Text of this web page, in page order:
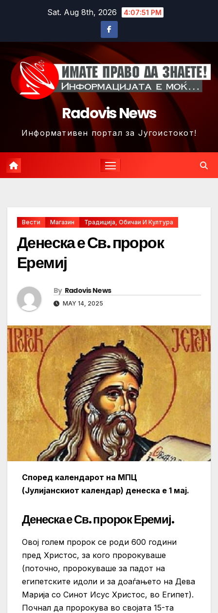
Sat. Aug 8th, 2026 4:07:53 PM
Radovis News
Информативен портал за Југоистокот!
Вести Магазин Традиција, Обичаи И Култура
Денеска е Св. пророк
Еремиј
By Radovis News
MAY 14, 2025
Според календарот на МПЦ
(Јулијанскиот календар) денеска е 1 мај.
Денеска е Св. пророк Еремиј.
Овој голем пророк се роди 600 години
пред Христос, за кого пророкуваше
(поточно, пророкуваше за падот на
египетските идоли и за доаѓањето на Дева
Марија со Синот Исус Христос, во Египет).
Почнал да пророкува во својата 15-та